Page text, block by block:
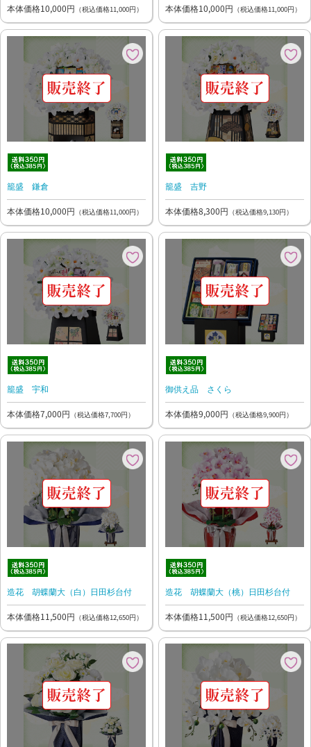
本体価格10,000円 （税込価格11,000円） 本体価格10,000円 （税込価格11,000円）
籠盛 鎌倉
本体価格10,000円 （税込価格11,000円）
籠盛 吉野
本体価格8,300円 （税込価格9,130円）
籠盛 宇和
本体価格7,000円 （税込価格7,700円）
御供え品 さくら
本体価格9,000円 （税込価格9,900円）
造花 胡蝶蘭大（白）日田杉台付
本体価格11,500円 （税込価格12,650円）
造花 胡蝶蘭大（桃）日田杉台付
本体価格11,500円 （税込価格12,650円）